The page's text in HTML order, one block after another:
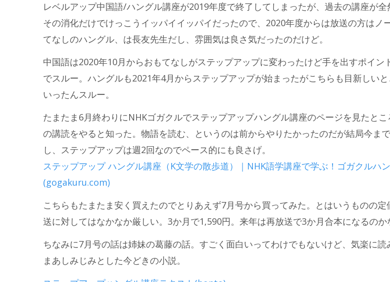
レベルアップ中国語/ハングル講座が2019年度で終了してしまったが、過去の講座が全
その消化だけでけっこうイッパイイッパイだったので、2020年度からは放送の方はノ
てなしのハングル、は長友先生だし、雰囲気は良さ気だったのだけど。
中国語は2020年10月からおもてなしがステップアップに変わったけど手を出すポイン
でスルー。ハングルも2021年4月からステップアップが始まったがこちらも目新しい
いったんスルー。
たまたま6月終わりにNHKゴガクルでステップアップハングル講座のページを見たと
の講読をやると知った。物語を読む、というのは前からやりたかったのだが結局今ま
し、ステップアップは週2回なのでペース的にも良さげ。
ステップアップ ハングル講座（K文学の散歩道）｜NHK語学講座で学ぶ！ゴガクルハ
(gogakuru.com)
こちらもたまたま安く買えたのでとりあえず7月号から買ってみた。とはいうものの
送に対してはなかなか厳しい。3か月で1,590円。来年は再放送で3か月合本になるのか
ちなみに7月号の話は姉妹の葛藤の話。すごく面白いってわけでもないけど、気楽に読
まあしみじみとした今どきの小説。